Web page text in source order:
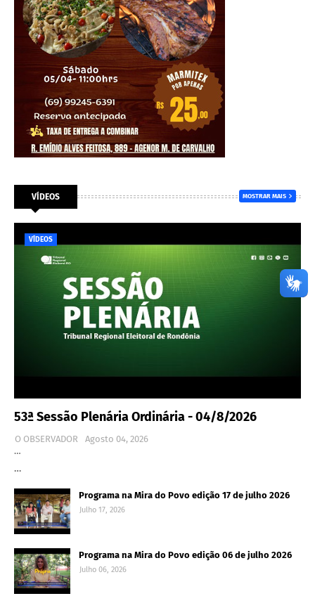
VÍDEOS MOSTRAR MAIS
VÍDEOS
53ª Sessão Plenária Ordinária - 04/8/2026
O OBSERVADOR
Agosto 04, 2026
…
…
Programa na Mira do Povo edição 17 de julho 2026
Julho 17, 2026
Programa na Mira do Povo edição 06 de julho 2026
Julho 06, 2026